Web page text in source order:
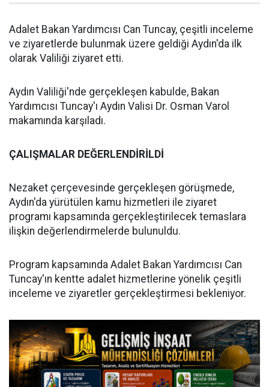
Adalet Bakan Yardımcısı Can Tuncay, çeşitli inceleme
ve ziyaretlerde bulunmak üzere geldiği Aydın'da ilk
olarak Valiliği ziyaret etti.
Aydın Valiliği'nde gerçekleşen kabulde, Bakan
Yardımcısı Tuncay'ı Aydın Valisi Dr. Osman Varol
makamında karşıladı.
ÇALIŞMALAR DEĞERLENDİRİLDİ
Nezaket çerçevesinde gerçekleşen görüşmede,
Aydın'da yürütülen kamu hizmetleri ile ziyaret
programı kapsamında gerçekleştirilecek temaslara
ilişkin değerlendirmelerde bulunuldu.
Program kapsamında Adalet Bakan Yardımcısı Can
Tuncay'ın kentte adalet hizmetlerine yönelik çeşitli
inceleme ve ziyaretler gerçekleştirmesi bekleniyor.